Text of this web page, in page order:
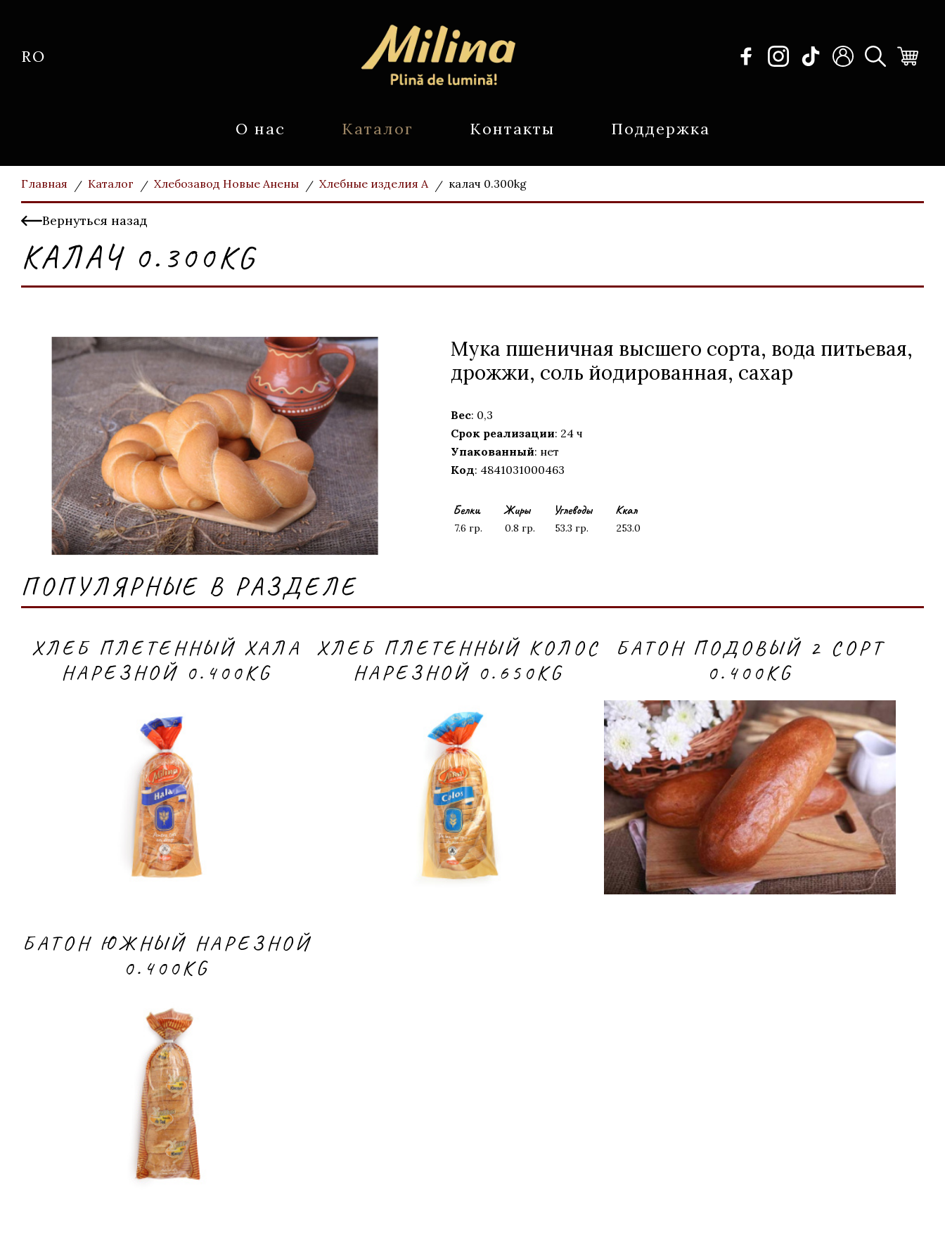
RO
О нас Каталог Контакты Поддержка
Главная Каталог Хлебозавод Новые Анены Хлебные изделия А калач 0.300kg
Вернуться назад
КАЛАЧ 0.300KG
Mука пшеничная высшего сорта, вода питьевая,
дрожжи, соль йодированная, сахар
Вес: 0,3
Срок реализации: 24 ч
Упакованный: нет
Код: 4841031000463
Белки Жиры Углеводы Ккал
7.6 гр. 0.8 гр. 53.3 гр. 253.0
ПОПУЛЯРНЫЕ В РАЗДЕЛЕ
ХЛЕБ ПЛЕТЕННЫЙ ХАЛА
НАРЕЗНОЙ 0.400KG
ХЛЕБ ПЛЕТЕННЫЙ КОЛОС
НАРЕЗНОЙ 0.650KG
БАТОН ПОДОВЫЙ 2 CОРТ
0.400KG
БАТОН ЮЖНЫЙ НАРЕЗНОЙ
0.400KG